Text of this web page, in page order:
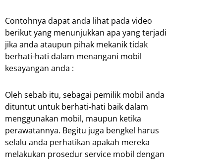
Contohnya dapat anda lihat pada video
berikut yang menunjukkan apa yang terjadi
jika anda ataupun pihak mekanik tidak
berhati-hati dalam menangani mobil
kesayangan anda :
Oleh sebab itu, sebagai pemilik mobil anda
dituntut untuk berhati-hati baik dalam
menggunakan mobil, maupun ketika
perawatannya. Begitu juga bengkel harus
selalu anda perhatikan apakah mereka
melakukan prosedur service mobil dengan